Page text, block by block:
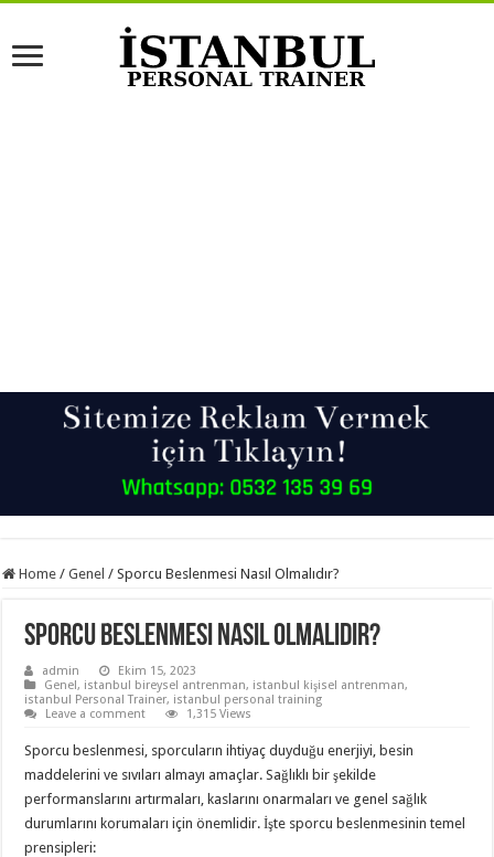
Home / Genel / Sporcu Beslenmesi Nasıl Olmalıdır?
Sporcu Beslenmesi Nasıl Olmalıdır?
admin
Ekim 15, 2023
Genel, istanbul bireysel antrenman, istanbul kişisel antrenman,
istanbul Personal Trainer, istanbul personal training
Leave a comment
1,315 Views
Sporcu beslenmesi, sporcuların ihtiyaç duyduğu enerjiyi, besin
maddelerini ve sıvıları almayı amaçlar. Sağlıklı bir şekilde
performanslarını artırmaları, kaslarını onarmaları ve genel sağlık
durumlarını korumaları için önemlidir. İşte sporcu beslenmesinin temel
prensipleri: